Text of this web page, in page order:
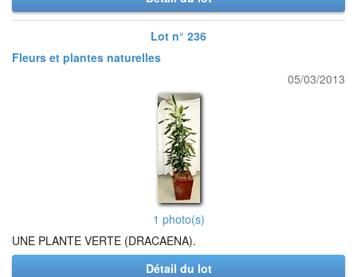
Lot n° 236
Fleurs et plantes naturelles
05/03/2013
1 photo(s)
UNE PLANTE VERTE (DRACAENA).
Détail du lot